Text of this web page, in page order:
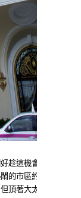
趁這機會
的市區約
頂著大太